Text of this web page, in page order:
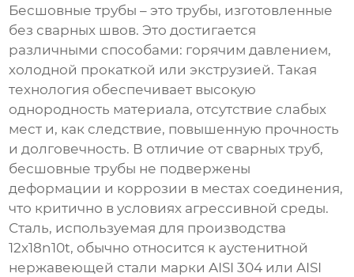
Бесшовные трубы – это трубы, изготовленные
без сварных швов. Это достигается
различными способами: горячим давлением,
холодной прокаткой или экструзией. Такая
технология обеспечивает высокую
однородность материала, отсутствие слабых
мест и, как следствие, повышенную прочность
и долговечность. В отличие от сварных труб,
бесшовные трубы не подвержены
деформации и коррозии в местах соединения,
что критично в условиях агрессивной среды.
Сталь, используемая для производства
12x18n10t, обычно относится к аустенитной
нержавеющей стали марки AISI 304 или AISI